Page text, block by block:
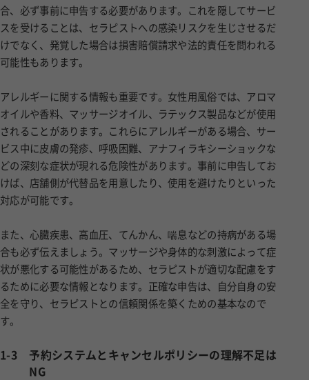
合、必ず事前に申告する必要があります。これを隠してサービ
スを受けることは、セラピストへの感染リスクを生じさせるだ
けでなく、発覚した場合は損害賠償請求や法的責任を問われる
可能性もあります。
アレルギーに関する情報も重要です。女性用風俗では、アロマ
オイルや香料、マッサージオイル、ラテックス製品などが使用
されることがあります。これらにアレルギーがある場合、サー
ビス中に皮膚の発疹、呼吸困難、アナフィラキシーショックな
どの深刻な症状が現れる危険性があります。事前に申告してお
けば、店舗側が代替品を用意したり、使用を避けたりといった
対応が可能です。
また、心臓疾患、高血圧、てんかん、喘息などの持病がある場
合も必ず伝えましょう。マッサージや身体的な刺激によって症
状が悪化する可能性があるため、セラピストが適切な配慮をす
るために必要な情報となります。正確な申告は、自分自身の安
全を守り、セラピストとの信頼関係を築くための基本なので
す。
1-3
予約システムとキャンセルポリシーの理解不足は
NG